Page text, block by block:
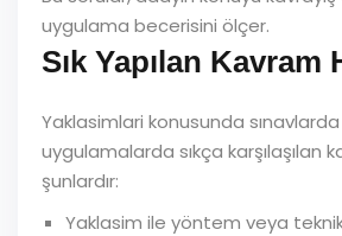
uygulama becerisini ölçer.
Sık Yapılan Kavram
Yaklasimlari konusunda
uygulamalarda sıkça karşılaşılan
şunlardır:
Yaklasim ile yöntem veya teknik